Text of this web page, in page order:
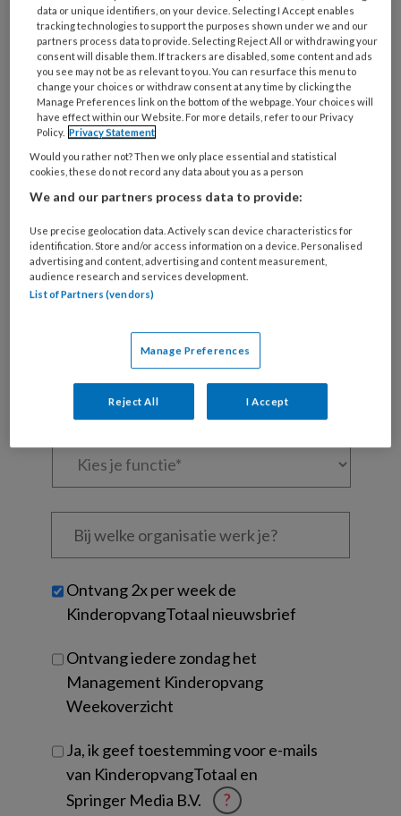
Hoewel
REGISTREREN
Wil je dit artikel lezen?
Maak gratis een account aan en lees 2
artikelen gratis per maand
Al een account of abonnement?Log dan in
Wat
mailadres?
wachtwoord* *
Bij
welke
je?
Untitled
Ontvang 2x per week de
KinderopvangTotaal nieuwsbrief
Ontvang iedere zondag het
Management Kinderopvang
Weekoverzicht
Ja, ik geef toestemming voor e-mails
van KinderopvangTotaal en
Springer Media B.V.
?
data or unique identifiers, on your device. Selecting I Accept enables
tracking technologies to support the purposes shown under we and our
partners process data to provide. Selecting Reject All or withdrawing your
consent will disable them. If trackers are disabled, some content and ads
you see may not be as relevant to you. You can resurface this menu to
change your choices or withdraw consent at any time by clicking the
Manage Preferences link on the bottom of the webpage. Your choices will
have effect within our Website. For more details, refer to our Privacy
Policy. Privacy Statement
Would you rather not? Then we only place essential and statistical
cookies, these do not record any data about you as a person
We and our partners process data to provide:
Use precise geolocation data. Actively scan device characteristics for
identification. Store and/or access information on a device. Personalised
advertising and content, advertising and content measurement,
audience research and services development.
List of Partners (vendors)
Manage Preferences
Reject All I Accept